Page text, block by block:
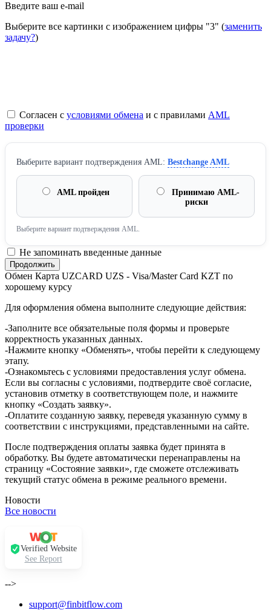
Введите ваш e-mail
Выберите все картинки с изображением цифры "3" (заменить
задачу?)
Согласен с условиями обмена и с правилами AML
проверки
Выберите вариант подтверждения AML: Bestchange AML
AML пройден
Принимаю AML-
риски
Выберите вариант подтверждения AML.
Не запоминать введенные данные
Обмен Карта UZCARD UZS - Visa/Master Card KZT по
хорошему курсу
Для оформления обмена выполните следующие действия:
-Заполните все обязательные поля формы и проверьте
корректность указанных данных.
-Нажмите кнопку «Обменять», чтобы перейти к следующему
этапу.
-Ознакомьтесь с условиями предоставления услуг обмена.
Если вы согласны с условиями, подтвердите своё согласие,
установив отметку в соответствующем поле, и нажмите
кнопку «Создать заявку».
-Оплатите созданную заявку, переведя указанную сумму в
соответствии с инструкциями, представленными на сайте.
После подтверждения оплаты заявка будет принята в
обработку. Вы будете автоматически перенаправлены на
страницу «Состояние заявки», где сможете отслеживать
текущий статус обмена в режиме реального времени.
Новости
Все новости
Verified Website
See Report
-->
support@finbitflow.com